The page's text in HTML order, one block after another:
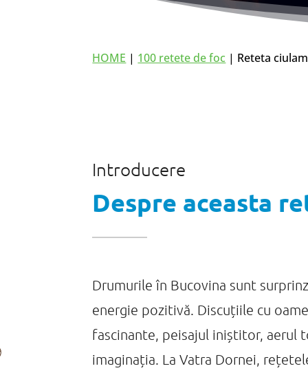
HOME | 100 retete de foc | Reteta
Introducere
Despre aceasta
Drumurile în Bucovina sunt
energie pozitivă. Discuțiile cu
fascinante, peisajul iniștitor, aerul
imaginația. La Vatra Dornei,